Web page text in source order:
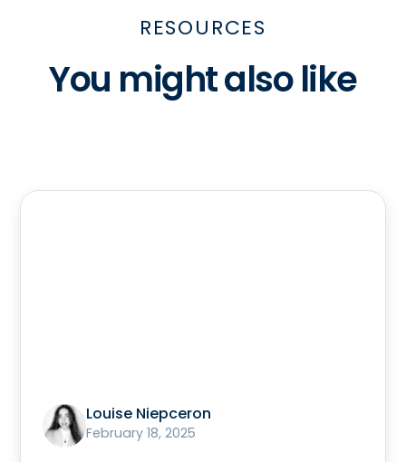
RESOURCES
You might also like
Louise Niepceron
February 18, 2025